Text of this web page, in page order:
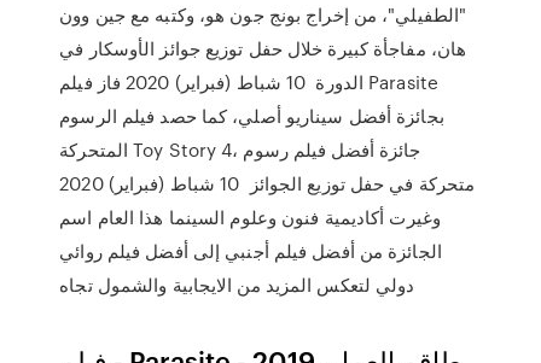
"الطفيلي"، من إخراج بونج جون هو، وكتبه مع جين وون
هان، مفاجأة كبيرة خلال حفل توزيع جوائز الأوسكار في
الدورة 10 شباط (فبراير) 2020 فاز فيلم Parasite
بجائزة أفضل سيناريو أصلي، كما حصد فيلم الرسوم
المتحركة Toy Story 4، جائزة أفضل فيلم رسوم
متحركة في حفل توزيع الجوائز 10 شباط (فبراير) 2020
وغيرت أكاديمية فنون وعلوم السينما هذا العام اسم
الجائزة من أفضل فيلم أجنبي إلى أفضل فيلم روائي